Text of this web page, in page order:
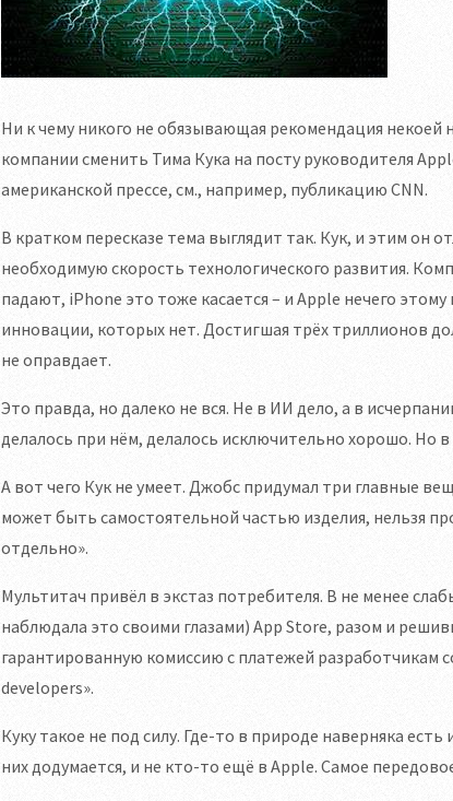
Ни к чему никого не обязывающая рекомендация
компании сменить Тима Кука на посту руководителя
американской прессе, см., например, публикацию CNN.
В кратком пересказе тема выглядит так. Кук, и этим он
необходимую скорость технологического развития.
падают, iPhone это тоже касается – и Apple нечего
инновации, которых нет. Достигшая трёх триллионов
не оправдает.
Это правда, но далеко не вся. Не в ИИ дело, а в
делалось при нём, делалось исключительно хорошо. Но
А вот чего Кук не умеет. Джобс придумал три главные
может быть самостоятельной частью изделия, нельзя
отдельно».
Мультитач привёл в экстаз потребителя. В не менее
наблюдала это своими глазами) App Store, разом и
гарантированную комиссию с платежей разработчикам
developers».
Куку такое не под силу. Где-то в природе наверняка
них додумается, и не кто-то ещё в Apple. Самое